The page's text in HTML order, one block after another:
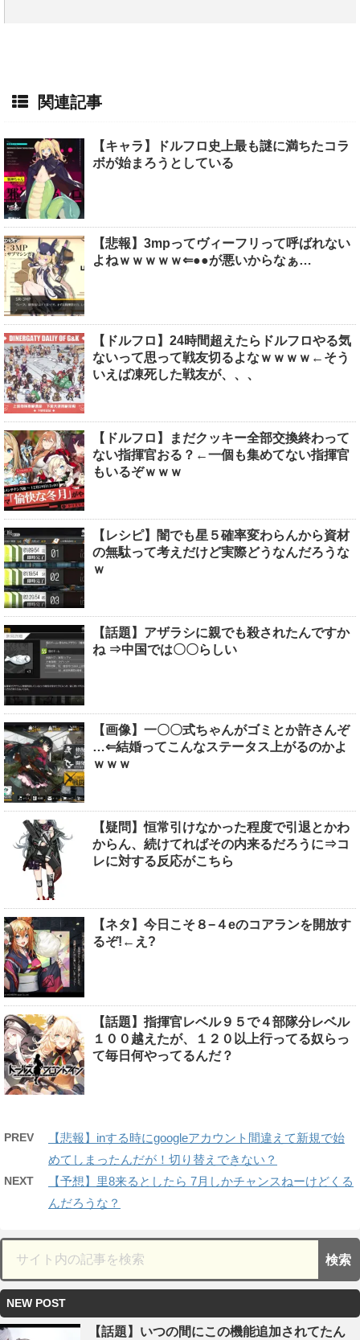
関連記事
【キャラ】ドルフロ史上最も謎に満ちたコラ
ボが始まろうとしている
【悲報】3mpってヴィーフリって呼ばれない
よねｗｗｗｗｗ⇐●●が悪いからなぁ…
【ドルフロ】24時間超えたらドルフロやる気
ないって思って戦友切るよなｗｗｗｗ←そう
いえば凍死した戦友が、、、
【ドルフロ】まだクッキー全部交換終わって
ない指揮官おる？←一個も集めてない指揮官
もいるぞｗｗｗ
【レシピ】闇でも星５確率変わらんから資材
の無駄って考えだけど実際どうなんだろうな
ｗ
【話題】アザラシに親でも殺されたんですか
ね ⇒中国では〇〇らしい
【画像】一〇〇式ちゃんがゴミとか許さんぞ
…⇐結婚ってこんなステータス上がるのかよ
ｗｗｗ
【疑問】恒常引けなかった程度で引退とかわ
からん、続けてればその内来るだろうに⇒コ
レに対する反応がこちら
【ネタ】今日こそ８−４eのコアランを開放す
るぞ!←え?
【話題】指揮官レベル９５で４部隊分レベル
１００越えたが、１２０以上行ってる奴らっ
て毎日何やってるんだ？
PREV
【悲報】inする時にgoogleアカウント間違えて新規で始
めてしまったんだが！切り替えできない？
NEXT
【予想】里8来るとしたら 7月しかチャンスねーけどくる
んだろうな？
NEW POST
【話題】いつの間にこの機能追加されてたん